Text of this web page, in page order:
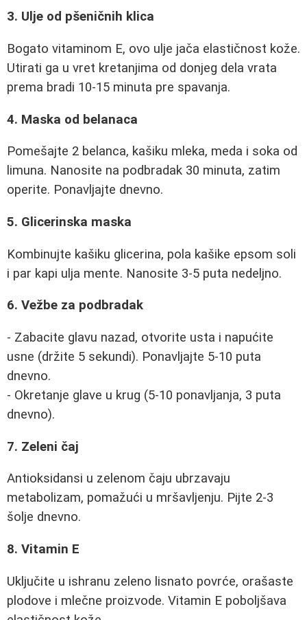
3. Ulje od pšeničnih klica
Bogato vitaminom E, ovo ulje jača elastičnost kože.
Utirati ga u vret kretanjima od donjeg dela vrata
prema bradi 10-15 minuta pre spavanja.
4. Maska od belanaca
Pomešajte 2 belanca, kašiku mleka, meda i soka od
limuna. Nanosite na podbradak 30 minuta, zatim
operite. Ponavljajte dnevno.
5. Glicerinska maska
Kombinujte kašiku glicerina, pola kašike epsom soli
i par kapi ulja mente. Nanosite 3-5 puta nedeljno.
6. Vežbe za podbradak
- Zabacite glavu nazad, otvorite usta i napućite
usne (držite 5 sekundi). Ponavljajte 5-10 puta
dnevno.
- Okretanje glave u krug (5-10 ponavljanja, 3 puta
dnevno).
7. Zeleni čaj
Antioksidansi u zelenom čaju ubrzavaju
metabolizam, pomažući u mršavljenju. Pijte 2-3
šolje dnevno.
8. Vitamin E
Uključite u ishranu zeleno lisnato povrće, orašaste
plodove i mlečne proizvode. Vitamin E poboljšava